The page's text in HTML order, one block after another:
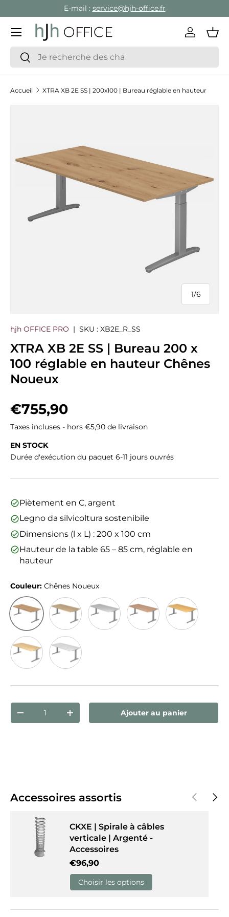
Aller au contenu
E-mail : service@hjh-office.fr
Recherche
Rechercher
Se
Menu
Accueil XTRA XB 2E SS | 200x100 | Bureau réglable en hauteur
1/
de
6
hjh OFFICE PRO | SKU : XB2E_R_SS
XTRA XB 2E SS | Bureau 200 x
100 réglable en hauteur Chênes
Noueux
Prix habituel
€755,90
Taxes incluses - hors €5,90 de livraison
EN STOCK
Durée d'exécution du paquet 6-11 jours ouvrés
Piètement en C, argent
Legno da silvicoltura sostenibile
Dimensions (l x L) : 200 x 100 cm
Hauteur de la table 65 – 85 cm, réglable en
hauteur
Couleur: Chênes Noueux
Chênes Noueux
Chêne
Diminuer la quantitéAugmenter la quantité
Ajouter au panier
Accessoires assortis Précédent
CKXE | Spirale à câbles
verticale | Argenté -
Accessoires
Prix habituel
€96,90
Choisir les options